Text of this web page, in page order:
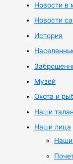
Новости в
Новости
История
Музей
Охота и
Наши
Наши лица
Наши